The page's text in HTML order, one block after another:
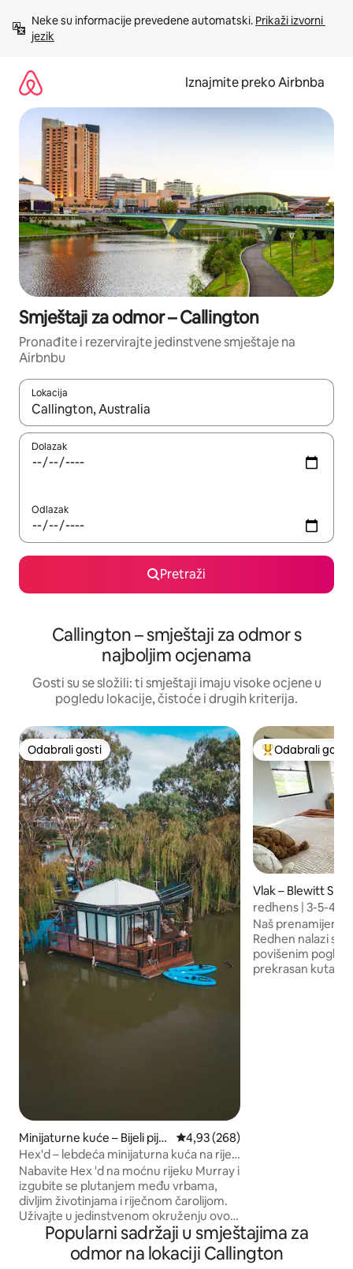
sadržaj
Neke su informacije prevedene automatski. Prikaži izvorni
jezik
Iznajmite preko Airbnba
Smještaji za odmor – Callington
Pronađite i rezervirajte jedinstvene smještaje na
Airbnbu
Lokacija
Kada budu dostupni rezultati, moći ćete ih pregledati
Dolazak
Odlazak
Pretraži
Callington – smještaji za odmor s
najboljim ocjenama
Gosti su se složili: ti smještaji imaju visoke ocjene u
pogledu lokacije, čistoće i drugih kriterija.
Odabrali gosti
Odabrali gosti
Minijaturne kuće – Bijeli pije
sci
Prosječna ocjena: 4,93/5,
4,93 (268)
Hex'd – lebdeća minijaturna kuća na rijeci
Murray!
Nabavite Hex 'd na moćnu rijeku Murray i
izgubite se plutanjem među vrbama,
divljim životinjama i riječnom čarolijom.
Uživajte u jedinstvenom okruženju ovog
romantičnog mjesta u prirodi -
uspavljujte se ili dopustite da vaša
kreativnost uđe u nova područja. Paluba
Među najviše
Odabrali gosti
Vlak – Blewitt
redhens | 3-5-4
Naš
Redhen nalazi se
povišenim
prekrasan kutak
Popularni sadržaji u smještajima za
odmor na lokaciji Callington